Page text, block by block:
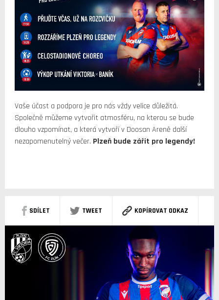
Vaše účast a podpora je pro nás vždy velice důležitá.
Společně můžeme vytvořit atmosféru, na kterou se bude
dlouho vzpomínat, a která vytvoří v Doosan Areně další
nezapomenutelný večer. Plzeň bude zářit pro legendy!
SDÍLET TWEET KOPÍROVAT ODKAZ